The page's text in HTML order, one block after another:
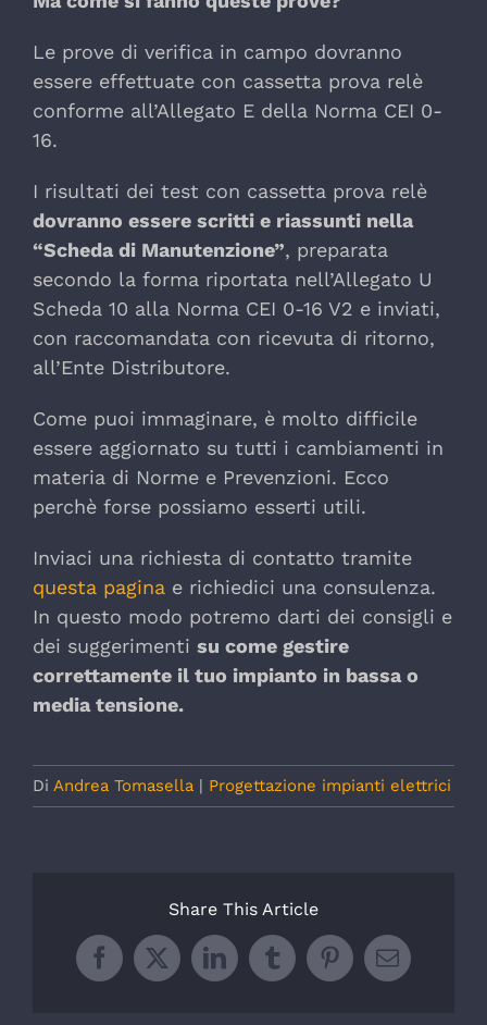
Le prove di verifica in campo dovranno
essere effettuate con cassetta prova relè
conforme all’Allegato E della Norma CEI 0-
16.
I risultati dei test con cassetta prova relè
dovranno essere scritti e riassunti nella
“Scheda di Manutenzione”, preparata
secondo la forma riportata nell’Allegato U
Scheda 10 alla Norma CEI 0-16 V2 e inviati,
con raccomandata con ricevuta di ritorno,
all’Ente Distributore.
Come puoi immaginare, è molto difficile
essere aggiornato su tutti i cambiamenti in
materia di Norme e Prevenzioni. Ecco
perchè forse possiamo esserti utili.
Inviaci una richiesta di contatto tramite
questa pagina e richiedici una consulenza.
In questo modo potremo darti dei consigli e
dei suggerimenti su come gestire
correttamente il tuo impianto in bassa o
media tensione.
Di Andrea Tomasella | Progettazione impianti elettrici
Share This Article
Facebook
X LinkedInTumblrPinterestEmail